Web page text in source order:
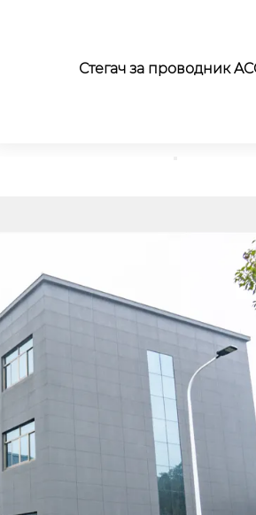
Хидраулични алатки за стегање